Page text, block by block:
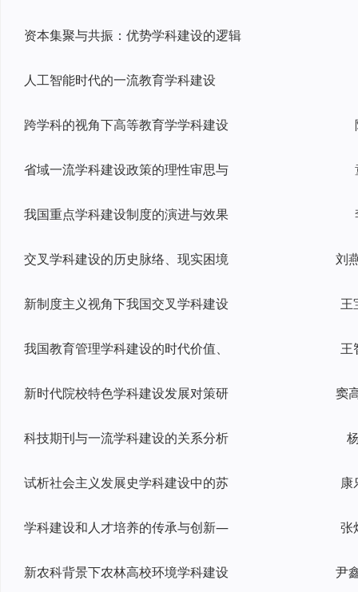
资本集聚与共振：优势学科建设的逻辑
人工智能时代的一流教育学科建设
跨学科的视角下高等教育学学科建设
省域一流学科建设政策的理性审思与
我国重点学科建设制度的演进与效果
交叉学科建设的历史脉络、现实困境
新制度主义视角下我国交叉学科建设 王
我国教育管理学科建设的时代价值、 王
新时代院校特色学科建设发展对策研
科技期刊与一流学科建设的关系分析
试析社会主义发展史学科建设中的苏 康
学科建设和人才培养的传承与创新— 张
新农科背景下农林高校环境学科建设